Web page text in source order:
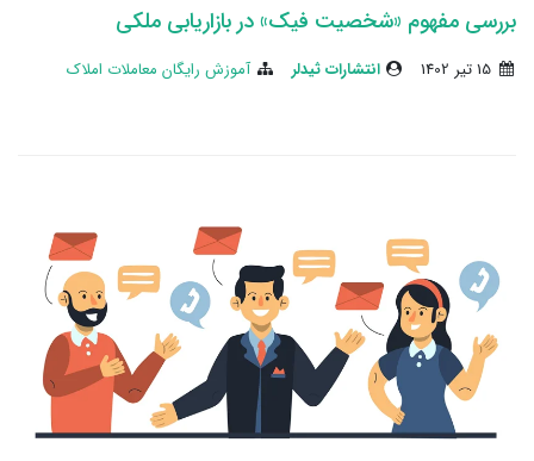
بررسی مفهوم «شخصیت فیک» در بازاریابی ملکی
انتشارات ثیدلر آموزش رایگان معاملات املاک